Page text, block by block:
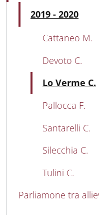
2019 - 2020
Active
Cattaneo M.
Devoto C.
Lo Verme C.
Pallocca F.
Santarelli C.
Silecchia C.
Tulini C.
Parliamone tra